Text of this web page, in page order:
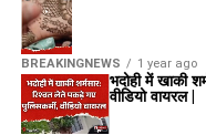
BREAKINGNEWS 1 year ago
भदोही में खाकी
वीडियो वायरल |